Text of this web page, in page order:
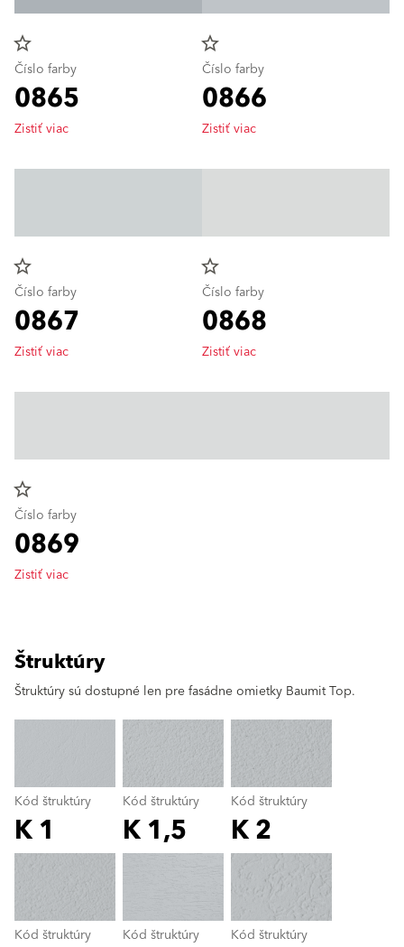
star_border
Číslo farby
0865
Zistiť viac
star_border
Číslo farby
0866
Zistiť viac
star_border
Číslo farby
0867
Zistiť viac
star_border
Číslo farby
0868
Zistiť viac
star_border
Číslo farby
0869
Zistiť viac
Štruktúry
Štruktúry sú dostupné len pre fasádne omietky Baumit Top.
Kód štruktúry
K 1
Kód štruktúry
K 1,5
Kód štruktúry
K 2
Kód štruktúry Kód štruktúry Kód štruktúry
Kód štruktúry
color_name